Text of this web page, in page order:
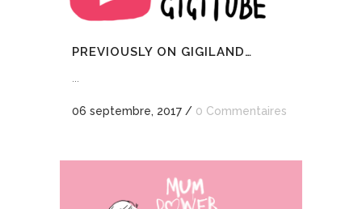
PREVIOUSLY ON GIGILAND…
...
06 septembre, 2017 / 0 Commentaires